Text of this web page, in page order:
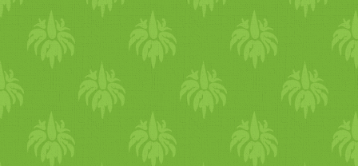
víz, só és napraforgó olaj!
Sok más növényi tej
cukrozott, illetve egyéb
van egy nagy DE..
brigi rakott hajdinást
készített. mint vitay